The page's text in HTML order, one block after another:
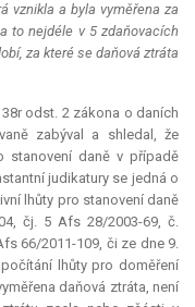
vznikla a byla vyměřena za
to nejdéle v 5 zdaňovacích
za které se daňová ztráta
odst. 2 zákona o daních
zabýval a shledal, že
stanovení daně v případě
judikatury se jedná o
lhůty pro stanovení daně
čj. 5 Afs 28/2003-69, č.
66/2011-109, či ze dne 9.
lhůty pro doměření
daňová ztráta, není